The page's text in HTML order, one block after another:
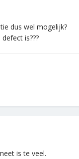
dus wel mogelijk?
is???
is te veel.